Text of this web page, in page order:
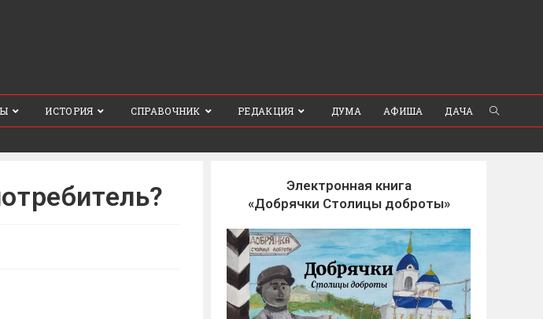
ИСТОРИЯ СПРАВОЧНИК РЕДАКЦИЯ ДУМА АФИША ДАЧА
Электронная книга
«Добрячки Столицы доброты»